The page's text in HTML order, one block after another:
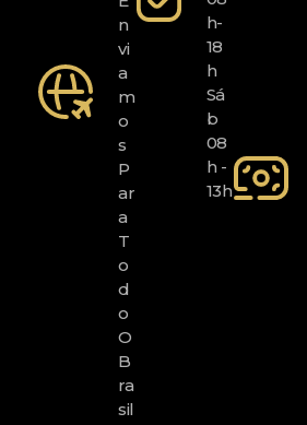
N
Vi
A
M
O
S
P
Ar
A
T
O
D
O
O
B
Ra
Sil
H-
18
H
Sá
B
08
H -
13h